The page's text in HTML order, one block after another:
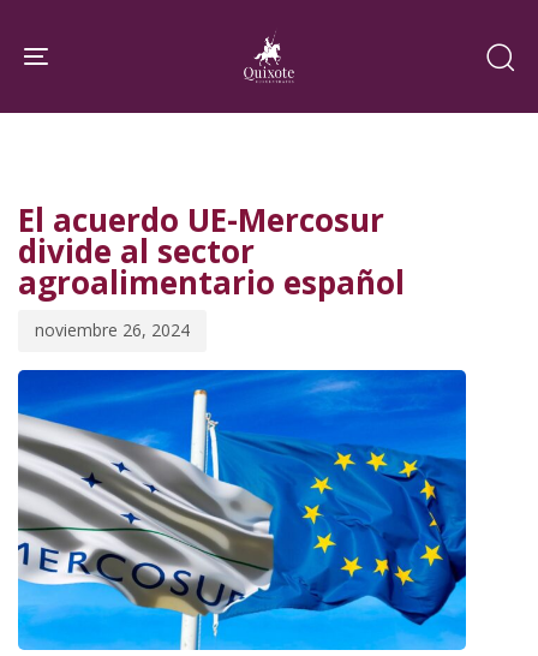
links
content
Toggle navigation
El acuerdo UE-Mercosur
divide al sector
agroalimentario español
noviembre 26, 2024